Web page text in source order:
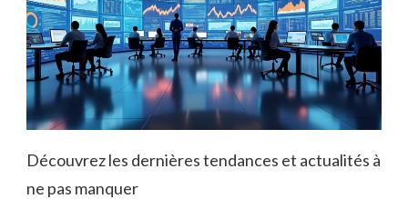
Découvrez les dernières tendances et actualités à
ne pas manquer